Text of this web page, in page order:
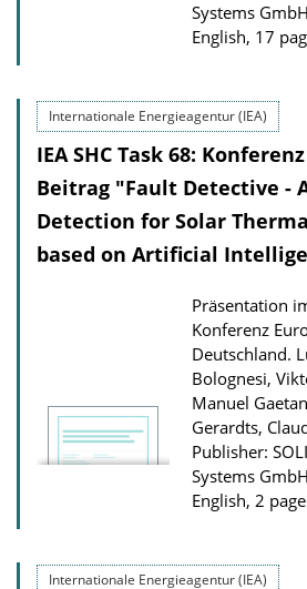
o
a
s
Systems
English, 17
Internationale Energieagentur (IEA)
IEA SHC Task 68:
Beitrag "Fault Detective -
Detection for Solar
based on Artificial
Präsentation
Konferenz
Deutschland.
Bolognesi,
Manuel
Gerardts,
Publisher:
Systems GmbH
English, 2
Internationale Energieagentur (IEA)